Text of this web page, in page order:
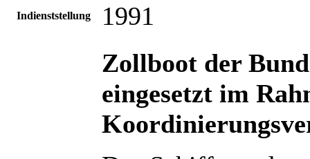
Indienststellung
1991
Zollboot der
eingesetzt im